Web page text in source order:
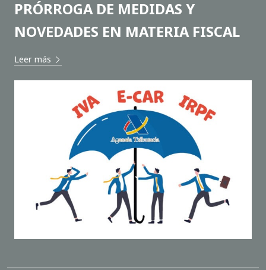
PRÓRROGA DE MEDIDAS Y
NOVEDADES EN MATERIA FISCAL
Leer más